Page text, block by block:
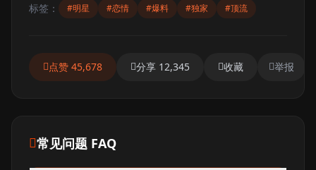
标签： #明星 #恋情 #爆料 #独家 #顶流
点赞 45,678 分享 12,345 收藏 举报
常见问题 FAQ